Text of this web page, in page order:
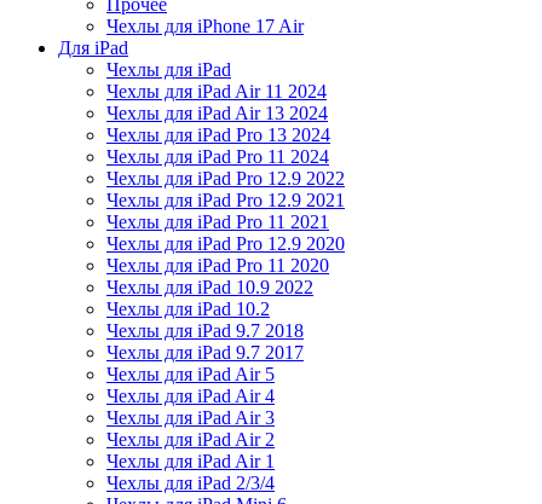
Прочее
Чехлы для iPhone 17 Air
Для iPad
Чехлы для iPad
Чехлы для iPad Air 11 2024
Чехлы для iPad Air 13 2024
Чехлы для iPad Pro 13 2024
Чехлы для iPad Pro 11 2024
Чехлы для iPad Pro 12.9 2022
Чехлы для iPad Pro 12.9 2021
Чехлы для iPad Pro 11 2021
Чехлы для iPad Pro 12.9 2020
Чехлы для iPad Pro 11 2020
Чехлы для iPad 10.9 2022
Чехлы для iPad 10.2
Чехлы для iPad 9.7 2018
Чехлы для iPad 9.7 2017
Чехлы для iPad Air 5
Чехлы для iPad Air 4
Чехлы для iPad Air 3
Чехлы для iPad Air 2
Чехлы для iPad Air 1
Чехлы для iPad 2/3/4